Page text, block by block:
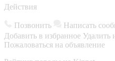
Действия
Позвонить Написать
Добавить в избранное Удалить
Пожаловаться на объявление